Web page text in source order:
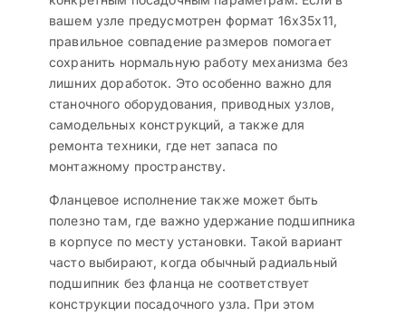
вашем узле предусмотрен формат 16x35x11,
правильное совпадение размеров помогает
сохранить нормальную работу механизма без
лишних доработок. Это особенно важно для
станочного оборудования, приводных узлов,
самодельных конструкций, а также для
ремонта техники, где нет запаса по
монтажному пространству.
Фланцевое исполнение также может быть
полезно там, где важно удержание подшипника
в корпусе по месту установки. Такой вариант
часто выбирают, когда обычный радиальный
подшипник без фланца не соответствует
конструкции посадочного узла. При этом